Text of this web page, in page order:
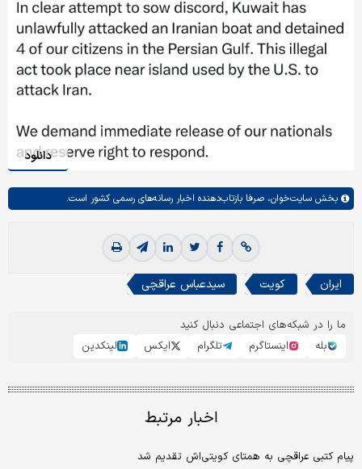
دانلود
بخش سایت‌خوان، صرفا بازتاب‌دهنده اخبار رسانه‌های رسمی کشور است.
ایران کویت سیدعباس عراقچی
ما را در شبکه‌های اجتماعی دنبال کنید
بله
اینستاگرم تلگرام ایکس لینکدین
اخبار مرتبط
پیام کتبی عراقچی به همتای کویتی‌اش تقدیم شد